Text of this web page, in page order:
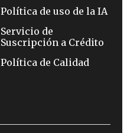
Política de uso de la IA
Servicio de
Suscripción a Crédito
Política de Calidad